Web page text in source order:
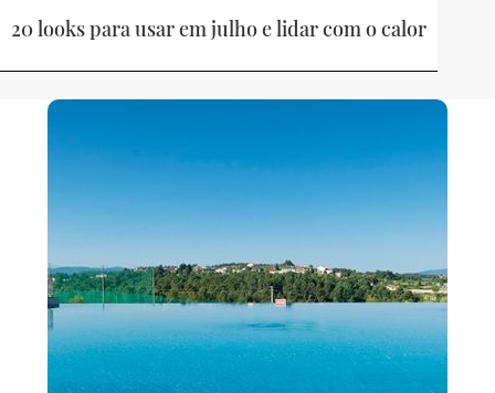
20 looks para usar em julho e lidar com o calor